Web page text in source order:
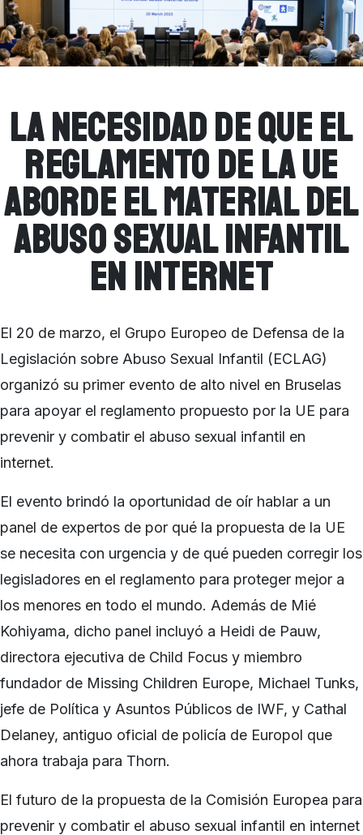
La NECESIDAD DE QUE EL
REGLAMENTO DE LA UE
ABORDE EL MATERIAL DEL
ABUSO SEXUAL INFANTIL
EN INTERNET
El 20 de marzo, el Grupo Europeo de Defensa de la
Legislación sobre Abuso Sexual Infantil (ECLAG)
organizó su primer evento de alto nivel en Bruselas
para apoyar el reglamento propuesto por la UE para
prevenir y combatir el abuso sexual infantil en
internet.
El evento brindó la oportunidad de oír hablar a un
panel de expertos de por qué la propuesta de la UE
se necesita con urgencia y de qué pueden corregir los
legisladores en el reglamento para proteger mejor a
los menores en todo el mundo. Además de Mié
Kohiyama, dicho panel incluyó a Heidi de Pauw,
directora ejecutiva de Child Focus y miembro
fundador de Missing Children Europe, Michael Tunks,
jefe de Política y Asuntos Públicos de IWF, y Cathal
Delaney, antiguo oficial de policía de Europol que
ahora trabaja para Thorn.
El futuro de la propuesta de la Comisión Europea para
prevenir y combatir el abuso sexual infantil en internet